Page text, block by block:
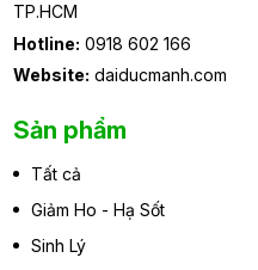
TP.HCM
Hotline: 0918 602 166
Website: daiducmanh.com
Sản phẩm
Tất cả
Giảm Ho - Hạ Sốt
Sinh Lý